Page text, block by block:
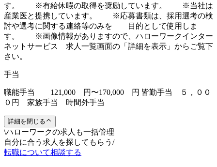
す。 ※有給休暇の取得を奨励しています。 ※当社は
産業医と提携しています。 ※応募書類は、採用選考の検
討や選考に関する連絡等のみを 目的として使用しま
す。 ※画像情報がありますので、ハローワークインター
ネットサービス 求人一覧画面の「詳細を表示」からご覧下
さい。
手当
職能手当 121,000 円〜170,000 円 皆勤手当 ５，００
０円 家族手当 時間外手当
詳細を閉じる
\ハローワークの求人も一括管理
自分に合う求人を探してもらう /
転職について相談する